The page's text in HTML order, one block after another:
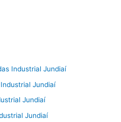
Industrial Jundiaí
Jundiaí
Jundiaí
Jundiaí